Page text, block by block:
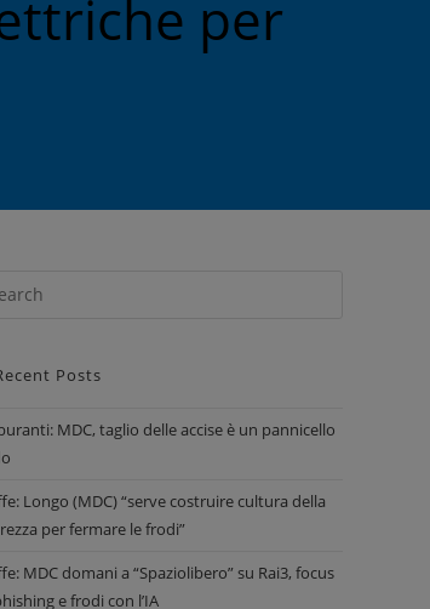
per
Posts
MDC, taglio delle accise è un pannicello
Longo (MDC) “serve costruire cultura della
per fermare le frodi”
MDC domani a “Spaziolibero” su Rai3, focus
e frodi con l’IA